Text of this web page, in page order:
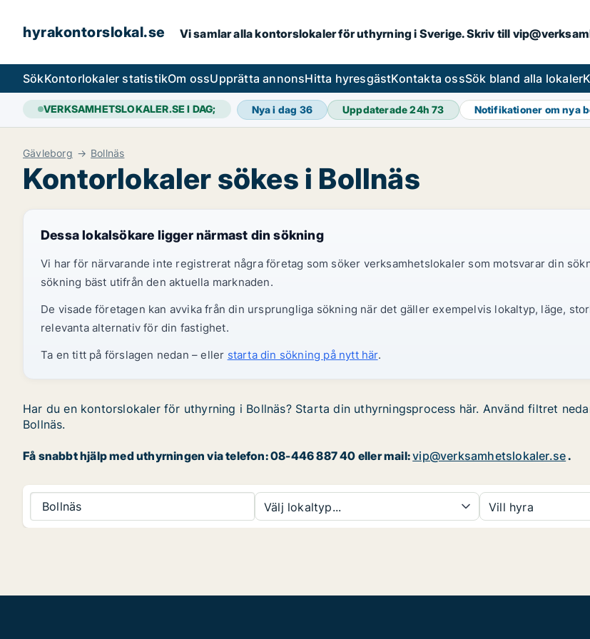
hyrakontorslokal.se Vi samlar alla kontorslokaler för uthyrning i Sverige. Skriv till
SökKontorlokaler statistikOm ossUpprätta annonsHitta hyresgästKontakta ossSök bland alla lokaler
VERKSAMHETSLOKALER.SE I DAG; Nya i dag 36 Uppdaterade 24h73 Notifikationer om nya
Gävleborg Bollnäs
Kontorlokaler sökes i Bollnäs
Dessa lokalsökare ligger närmast din sökning
Vi har för närvarande inte registrerat några företag som söker verksamhetslokaler som motsvarar din
sökning bäst utifrån den aktuella marknaden.
De visade företagen kan avvika från din ursprungliga sökning när det gäller exempelvis lokaltyp, läge,
relevanta alternativ för din fastighet.
Ta en titt på förslagen nedan – eller starta din sökning på nytt här.
Har du en kontorslokaler för uthyrning i Bollnäs? Starta din uthyrningsprocess här. Använd filtret
Bollnäs.
Få snabbt hjälp med uthyrningen via telefon: 08-446 887 40 eller mail:vip@verksamhetslokaler.se.
Bollnäs Välj lokaltyp... Vill hyra